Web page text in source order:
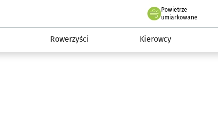
Powietrze
we Wrocławiu
umiarkowane
Rowerzyści Kierowcy